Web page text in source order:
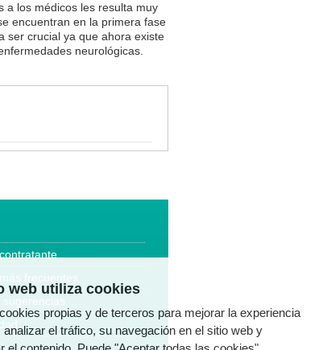
a los médicos les resulta muy
encuentran en la primera fase
ser crucial ya que ahora existe
neurológicas.
frecuentes
sugerencias
web utiliza cookies
propias y de terceros para mejorar la experiencia
analizar el tráfico, su navegación en el sitio web y